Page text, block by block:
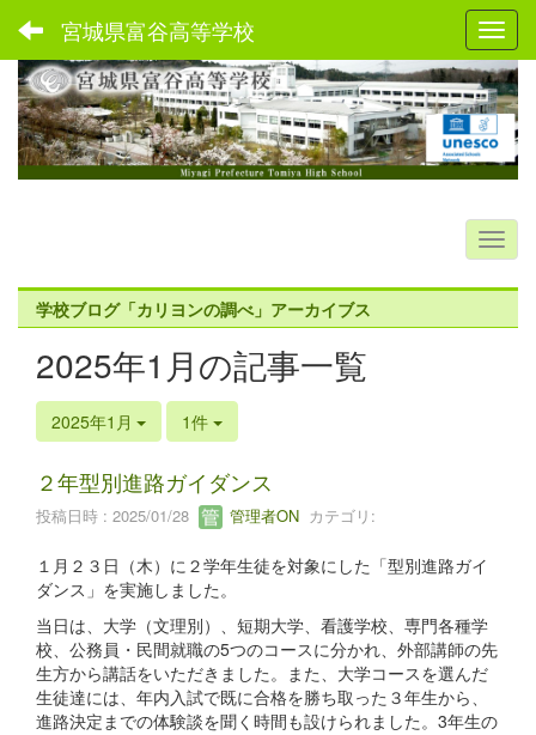
宮城県富谷高等学校
学校ブログ「カリヨンの調べ」アーカイブス
2025年1月の記事一覧
2025年1月 1件
２年型別進路ガイダンス
投稿日時 : 2025/01/28 管理者ON カテゴリ:
１月２３日（木）に２学年生徒を対象にした「型別進路ガイ
ダンス」を実施しました。
当日は、大学（文理別）、短期大学、看護学校、専門各種学
校、公務員・民間就職の5つのコースに分かれ、外部講師の先
生方から講話をいただきました。また、大学コースを選んだ
生徒達には、年内入試で既に合格を勝ち取った３年生から、
進路決定までの体験談を聞く時間も設けられました。3年生の